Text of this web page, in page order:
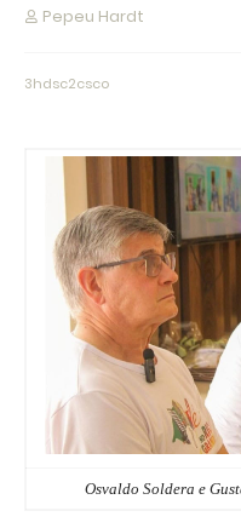
Pepeu Hardt
3hdsc2csco
Osvaldo Soldera e